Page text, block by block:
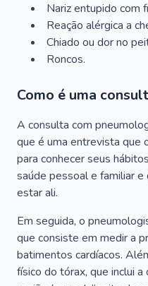
Nariz entupido com
Reação alérgica a
Chiado ou dor no
Roncos.
Como é uma
A consulta com
que é uma entrevista que
para conhecer seus
saúde pessoal e familiar
estar ali.
Em seguida, o
que consiste em medir a
batimentos cardíacos.
físico do tórax, que inclui